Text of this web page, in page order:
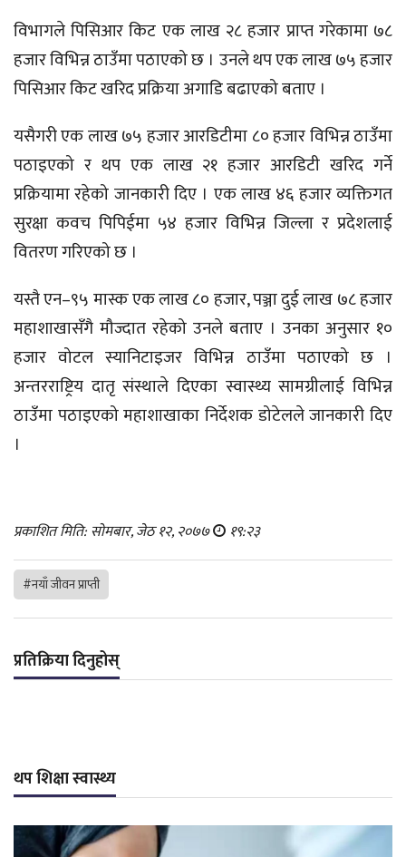
विभागले पिसिआर किट एक लाख २८ हजार प्राप्त गरेकामा ७८
हजार विभिन्न ठाउँमा पठाएको छ । उनले थप एक लाख ७५ हजार
पिसिआर किट खरिद प्रक्रिया अगाडि बढाएको बताए ।
यसैगरी एक लाख ७५ हजार आरडिटीमा ८० हजार विभिन्न ठाउँमा
पठाइएको र थप एक लाख २१ हजार आरडिटी खरिद गर्ने
प्रक्रियामा रहेको जानकारी दिए । एक लाख ४६ हजार व्यक्तिगत
सुरक्षा कवच पिपिईमा ५४ हजार विभिन्न जिल्ला र प्रदेशलाई
वितरण गरिएको छ ।
यस्तै एन–९५ मास्क एक लाख ८० हजार, पञ्जा दुई लाख ७८ हजार
महाशाखासँगै मौज्दात रहेको उनले बताए । उनका अनुसार १०
हजार वोटल स्यानिटाइजर विभिन्न ठाउँमा पठाएको छ ।
अन्तरराष्ट्रिय दातृ संस्थाले दिएका स्वास्थ्य सामग्रीलाई विभिन्न
ठाउँमा पठाइएको महाशाखाका निर्देशक डोटेलले जानकारी दिए
।
प्रकाशित मिति: सोमबार, जेठ १२, २०७७ १९:२३
#नयाँ जीवन प्राप्ती
प्रतिक्रिया दिनुहोस्
थप शिक्षा स्वास्थ्य